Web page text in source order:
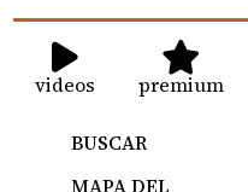
videos premium
BUSCAR
MAPA DEL